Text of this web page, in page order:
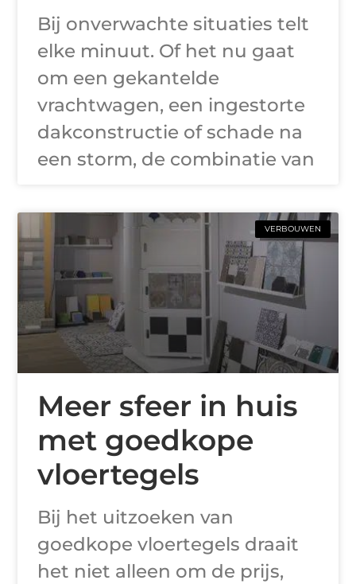
Bij onverwachte situaties telt
elke minuut. Of het nu gaat
om een gekantelde
vrachtwagen, een ingestorte
dakconstructie of schade na
een storm, de combinatie van
VERBOUWEN
Meer sfeer in huis
met goedkope
vloertegels
Bij het uitzoeken van
goedkope vloertegels draait
het niet alleen om de prijs,